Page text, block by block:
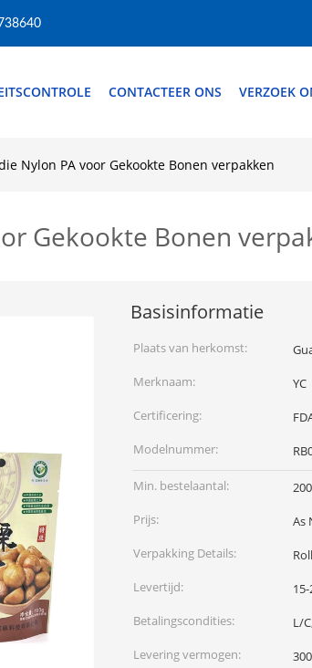
CONTACTEER ONS VERZOEK
Nylon PA voor Gekookte Bonen verpakken
Gekookte Bonen
Basisinformatie
Plaats van herkomst:
Merknaam:
YC
Certificering:
Modelnummer:
Min. bestelaantal:
Prijs:
As
Verpakking Details:
Levertijd:
Betalingscondities:
L/
Levering vermogen: